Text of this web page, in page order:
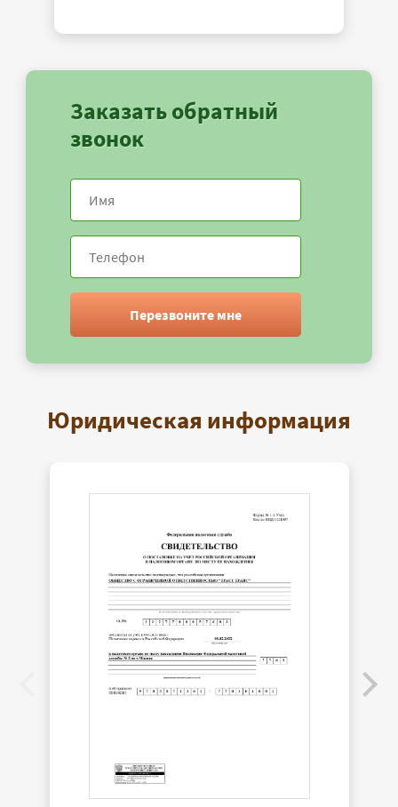
Заказать обратный
звонок
Перезвоните мне
Юридическая информация